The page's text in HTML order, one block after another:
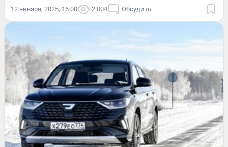
12 января, 2025, 15:00 2 004 Обсудить